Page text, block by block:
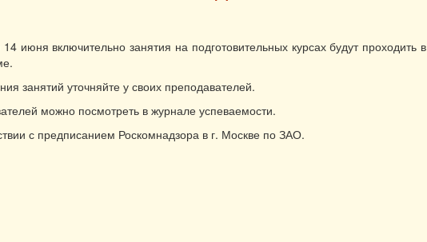
июня включительно занятия на подготовительных курсах будут проходить в
занятий уточняйте у своих преподавателей.
можно посмотреть в журнале успеваемости.
с предписанием Роскомнадзора в г. Москве по ЗАО.